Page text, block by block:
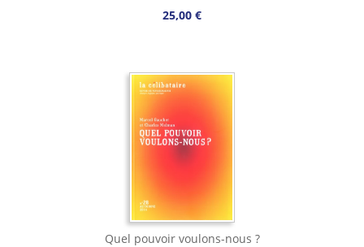
25,00 €
Quel pouvoir voulons-nous ?